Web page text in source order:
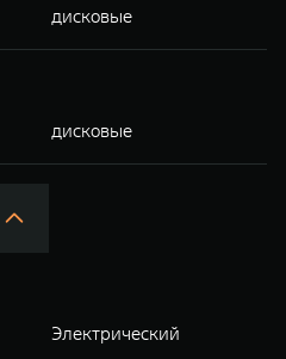
дисковые
дисковые
Электрический